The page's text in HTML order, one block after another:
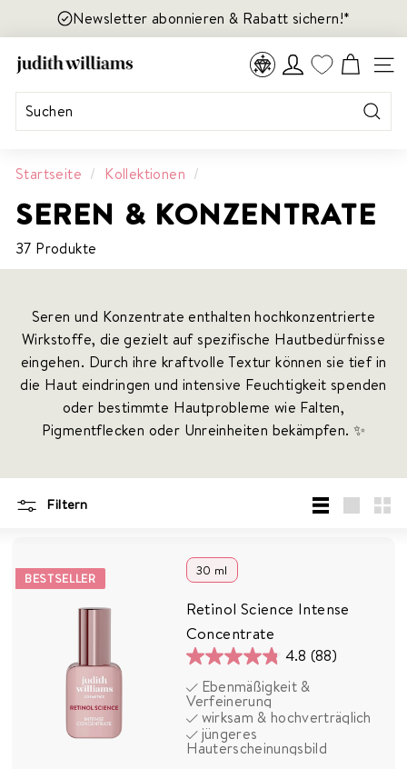
the
Privacy
Policy
zum
Inhalt
Newsletter abonnieren & Rabatt sichern!*
J
U
D
I
H
W
I
L
L
M
S
C
O
T
I
TREUEPROGRAMM
Startseite / Kollektionen /
SEREN & KONZENTRATE
37 Produkte
Seren und Konzentrate enthalten hochkonzentrierte
Wirkstoffe, die gezielt auf spezifische Hautbedürfnisse
eingehen. Durch ihre kraftvolle Textur können sie tief in
die Haut eindringen und intensive Feuchtigkeit spenden
oder bestimmte Hautprobleme wie Falten,
Pigmentflecken oder Unreinheiten bekämpfen. ✨
Filtern
BESTSELLER
30 ml
Retinol Science Intense
Concentrate
4.8 (88)
4.8
von
5
Sternen.
88
Ebenmäßigkeit &
Verfeinerung
wirksam & hochverträglich
jüngeres
Hauterscheinungsbild